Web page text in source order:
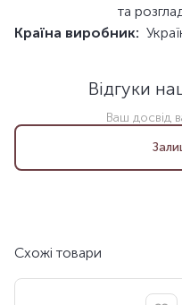
та
Країна виробник:
Відгуки
Ваш досвід
Схожі товари